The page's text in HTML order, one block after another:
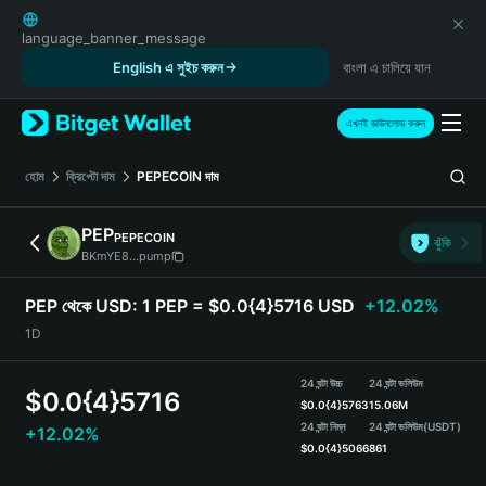
English
日本語
Русский
Español (Latinoamérica)
Türkçe
Italiano
Deutsch
简体中文
繁體中文
Português (Portugal)
Bahasa Indonesia
Español
language_banner_message
English এ সুইচ করুন
বাংলা এ চালিয়ে যান
এখনই ডাউনলোড করুন
হোম ক্রিপ্টো দাম PEPECOIN দাম
PEPPEPECOIN
BKmYE8...pump
ঝুঁকি
PEP থেকে USD: 1 PEP = $0.0{4}5716 USD +12.02%
1D
$0.0{4}5716
+12.02%
24 ঘন্টা উচ্চ
$0.0{4}5763
24 ঘন্টা নিম্ন
$0.0{4}5066
24 ঘন্টা ভলিউম
15.06M
24 ঘন্টা ভলিউম(USDT)
861